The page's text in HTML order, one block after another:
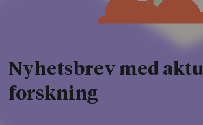
Nyhetsbrev med
forskning